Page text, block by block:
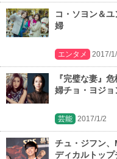
コ・ソヨン＆
婦
エンタメ 2017/
『完璧な妻』
婦チョ・ヨジョ
芸能 2017/1/2
チュ・ジフン
ディカルトッ